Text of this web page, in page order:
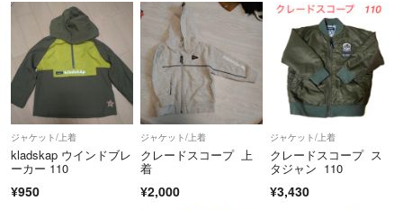
しますので購入前に連絡をよろしくお願い致します。購入後の値引きは
出来ません。ご了承下さい。
当方、家族を含めてタバコを吸いませんし、ペットもいません🚭
良かったら覗いてください😊
ジャケット/上着
kladskap ウインドブレ
ーカー 110
¥950
ジャケット/上着
クレードスコープ 上
着
¥2,000
ジャケット/上着
クレードスコープ ス
タジャン 110
¥3,430